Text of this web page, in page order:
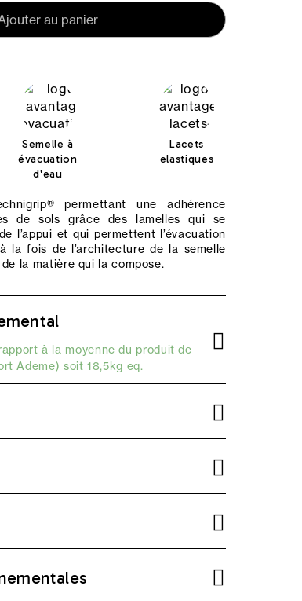
au panier
Semelle à
évacuation
d'eau
Lacets
elastiques
permettant une adhérence
de sols grâce des lamelles qui se
l’appui et qui permettent l’évacuation
la fois de l’architecture de la semelle
la matière qui la compose.
à la moyenne du produit de
Ademe) soit 18,5kg eq.